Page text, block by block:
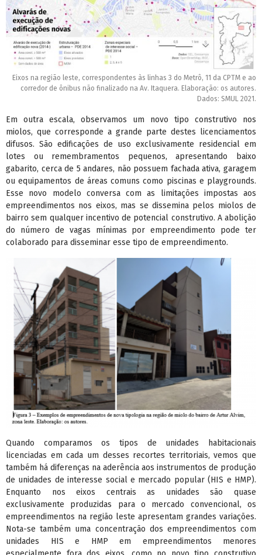
Eixos na região leste, correspondentes às linhas 3 do Metrô, 11 da CPTM e ao
corredor de ônibus não finalizado na Av. Itaquera. Elaboração: os autores.
Dados: SMUL 2021.
Em outra escala, observamos um novo tipo construtivo nos
miolos, que corresponde a grande parte destes licenciamentos
difusos. São edificações de uso exclusivamente residencial em
lotes ou remembramentos pequenos, apresentando baixo
gabarito, cerca de 5 andares, não possuem fachada ativa, garagem
ou equipamentos de áreas comuns como piscinas e playgrounds.
Esse novo modelo conversa com as limitações impostas aos
empreendimentos nos eixos, mas se dissemina pelos miolos de
bairro sem qualquer incentivo de potencial construtivo. A abolição
do número de vagas mínimas por empreendimento pode ter
colaborado para disseminar esse tipo de empreendimento.
Quando comparamos os tipos de unidades habitacionais
licenciadas em cada um desses recortes territoriais, vemos que
também há diferenças na aderência aos instrumentos de produção
de unidades de interesse social e mercado popular (HIS e HMP).
Enquanto nos eixos centrais as unidades são quase
exclusivamente produzidas para o mercado convencional, os
empreendimentos na região leste apresentam grandes variações.
Nota-se também uma concentração dos empreendimentos com
unidades HIS e HMP em empreendimentos menores